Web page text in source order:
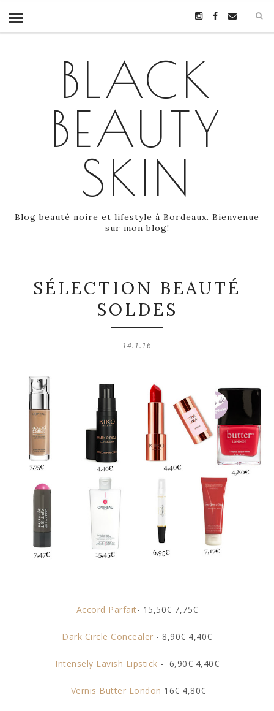
BLACK
BEAUTY
SKIN
Blog beauté noire et lifestyle à Bordeaux. Bienvenue
sur mon blog!
SÉLECTION BEAUTÉ
SOLDES
14.1.16
Accord Parfait-15,50€7,75€
Dark Circle Concealer -8,90€4,40€
Intensely Lavish Lipstick -6,90€ 4,40€
Vernis Butter London 16€4,80€